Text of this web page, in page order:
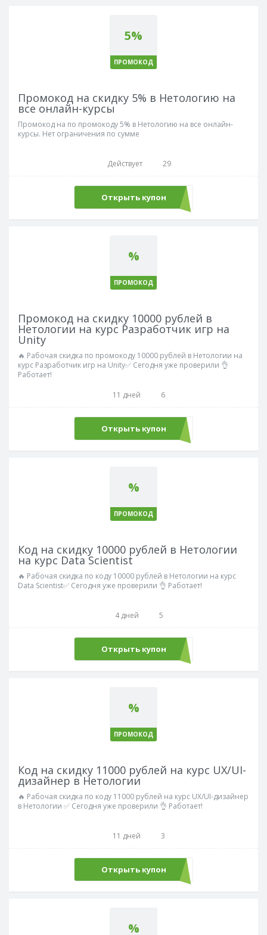
5%
ПРОМОКОД
Промокод на скидку 5% в Нетологию на
все онлайн-курсы
Промокод на по промокоду 5% в Нетологию на все онлайн-
курсы. Нет ограничения по сумме
Действует 29
Открыть купонWELCOME
%
ПРОМОКОД
Промокод на скидку 10000 рублей в
Нетологии на курс Разработчик игр на
Unity
🔥 Рабочая скидка по промокоду 10000 рублей в Нетологии на
курс Разработчик игр на Unity✅ Сегодня уже проверили 👌
Работает!
11 дней
6
Открыть купонUnity10
%
ПРОМОКОД
Код на скидку 10000 рублей в Нетологии
на курс Data Scientist
🔥 Рабочая скидка по коду 10000 рублей в Нетологии на курс
Data Scientist✅ Сегодня уже проверили 👌 Работает!
4 дней 5
Открыть купонДАТА10
%
ПРОМОКОД
Код на скидку 11000 рублей на курс UX/UI-
дизайнер в Нетологии
🔥 Рабочая скидка по коду 11000 рублей на курс UX/UI-дизайнер
в Нетологии ✅ Сегодня уже проверили 👌 Работает!
11 дней 3
Открыть купон UX11
%